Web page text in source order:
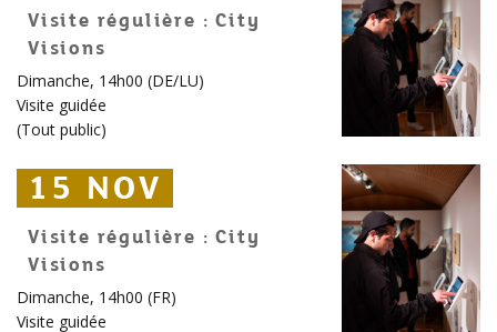
Visite régulière : City
Visions
Dimanche, 14h00 (DE/LU)
Visite guidée
(Tout public)
15 NOV
15 NOV
15 NOV
Visite régulière : City
Visions
Dimanche, 14h00 (FR)
Visite guidée